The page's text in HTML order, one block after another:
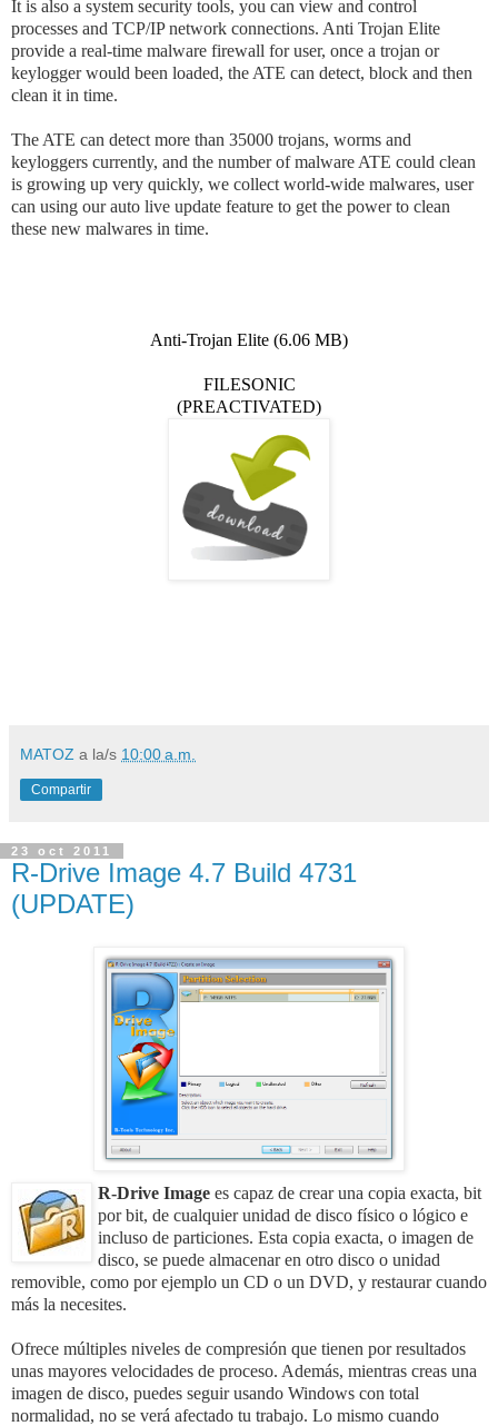
It is also a system security tools, you can view and control
processes and TCP/IP network connections. Anti Trojan Elite
provide a real-time malware firewall for user, once a trojan or
keylogger would been loaded, the ATE can detect, block and then
clean it in time.
The ATE can detect more than 35000 trojans, worms and
keyloggers currently, and the number of malware ATE could clean
is growing up very quickly, we collect world-wide malwares, user
can using our auto live update feature to get the power to clean
these new malwares in time.
Anti-Trojan Elite (6.06 MB)
FILESONIC
(PREACTIVATED)
MATOZ a la/s 10:00 a.m.
Compartir
23 oct 2011
R-Drive Image 4.7 Build 4731
(UPDATE)
R-Drive Image es capaz de crear una copia exacta, bit
por bit, de cualquier unidad de disco físico o lógico e
incluso de particiones. Esta copia exacta, o imagen de
disco, se puede almacenar en otro disco o unidad
removible, como por ejemplo un CD o un DVD, y restaurar cuando
más la necesites.
Ofrece múltiples niveles de compresión que tienen por resultados
unas mayores velocidades de proceso. Además, mientras creas una
imagen de disco, puedes seguir usando Windows con total
normalidad, no se verá afectado tu trabajo. Lo mismo cuando